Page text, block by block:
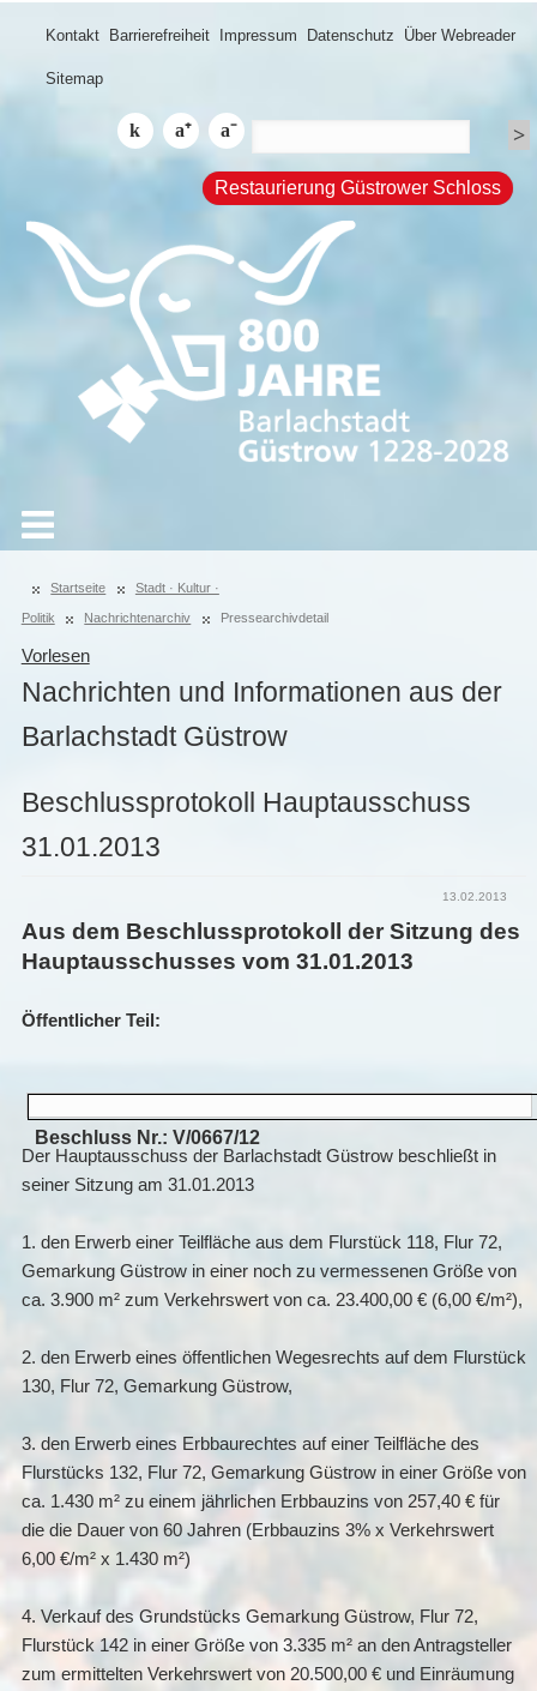
Kontakt Barrierefreiheit Impressum Datenschutz Über Webreader
Sitemap
Restaurierung Güstrower Schloss
Startseite Stadt · Kultur ·
Politik Nachrichtenarchiv Pressearchivdetail
Vorlesen
Nachrichten und Informationen aus der
Barlachstadt Güstrow
Beschlussprotokoll Hauptausschuss
31.01.2013
13.02.2013
Aus dem Beschlussprotokoll der Sitzung des
Hauptausschusses vom 31.01.2013
Öffentlicher Teil:
Beschluss Nr.: V/0667/12
Der Hauptausschuss der Barlachstadt Güstrow beschließt in
seiner Sitzung am 31.01.2013
1. den Erwerb einer Teilfläche aus dem Flurstück 118, Flur 72,
Gemarkung Güstrow in einer noch zu vermessenen Größe von
ca. 3.900 m² zum Verkehrswert von ca. 23.400,00 € (6,00 €/m²),
2. den Erwerb eines öffentlichen Wegesrechts auf dem Flurstück
130, Flur 72, Gemarkung Güstrow,
3. den Erwerb eines Erbbaurechtes auf einer Teilfläche des
Flurstücks 132, Flur 72, Gemarkung Güstrow in einer Größe von
ca. 1.430 m² zu einem jährlichen Erbbauzins von 257,40 € für
die die Dauer von 60 Jahren (Erbbauzins 3% x Verkehrswert
6,00 €/m² x 1.430 m²)
4. Verkauf des Grundstücks Gemarkung Güstrow, Flur 72,
Flurstück 142 in einer Größe von 3.335 m² an den Antragsteller
zum ermittelten Verkehrswert von 20.500,00 € und Einräumung